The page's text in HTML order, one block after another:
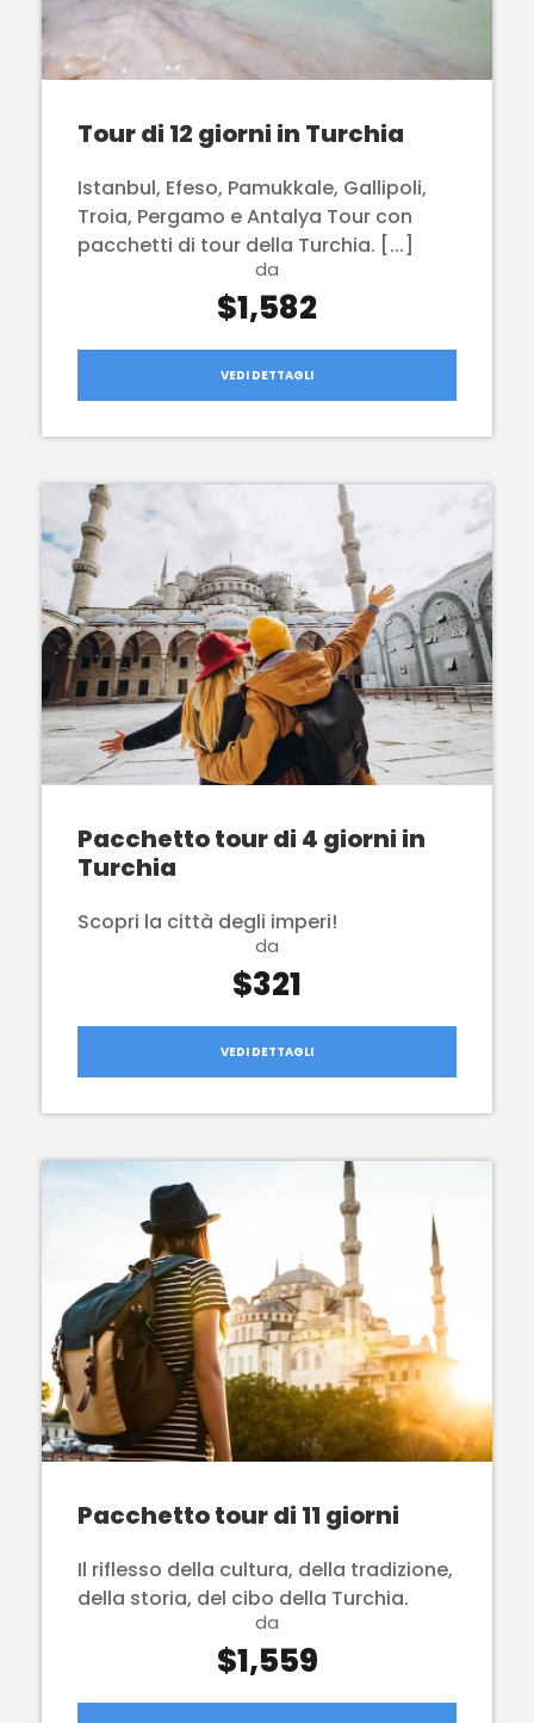
Tour di 12 giorni in Turchia
Istanbul, Efeso, Pamukkale, Gallipoli,
Troia, Pergamo e Antalya Tour con
pacchetti di tour della Turchia. [...]
da
$1,582
VEDI DETTAGLI
Pacchetto tour di 4 giorni in
Turchia
Scopri la città degli imperi!
da
$321
VEDI DETTAGLI
Pacchetto tour di 11 giorni
Il riflesso della cultura, della tradizione,
della storia, del cibo della Turchia.
da
$1,559